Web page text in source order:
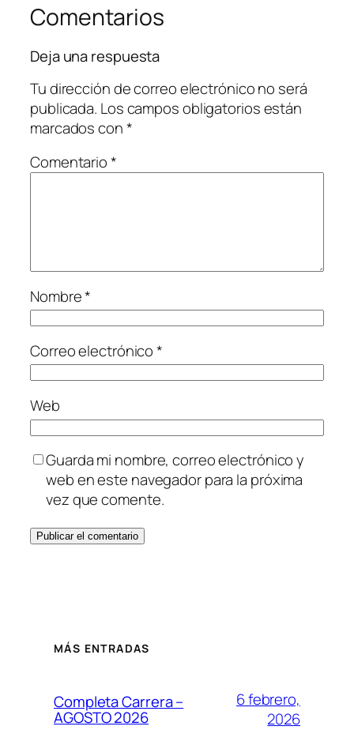
Comentarios
Deja una respuesta
Tu dirección de correo electrónico no será
publicada. Los campos obligatorios están
marcados con*
Comentario*
Nombre*
Correo electrónico*
Web
Guarda mi nombre, correo electrónico y
web en este navegador para la próxima
vez que comente.
MÁS ENTRADAS
Completa Carrera –
AGOSTO 2026
6 febrero,
2026